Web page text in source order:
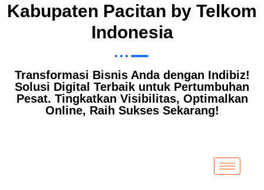
Kabupaten Pacitan by Telkom
Indonesia
Transformasi Bisnis Anda dengan Indibiz!
Solusi Digital Terbaik untuk Pertumbuhan
Pesat. Tingkatkan Visibilitas, Optimalkan
Online, Raih Sukses Sekarang!